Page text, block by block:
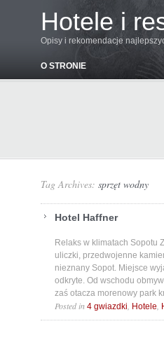
Hotele i
Opisy i rekomendacje
O STRONIE
Tag Archives: sprzęt wodny
Hotel Haffner
Relaks w klimatach Sopotu
uliczki, przedwojenne
nieznany Sopot. Miejsce
odkryte. Od wschodu
zaś otacza morenowy park
Posted in 4 gwiazdki Hotele